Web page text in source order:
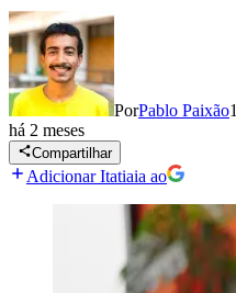
PorPablo Paixão
há 2 meses
Compartilhar
Adicionar Itatiaia ao